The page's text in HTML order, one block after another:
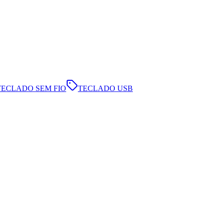
SEM FIO
TECLADO USB